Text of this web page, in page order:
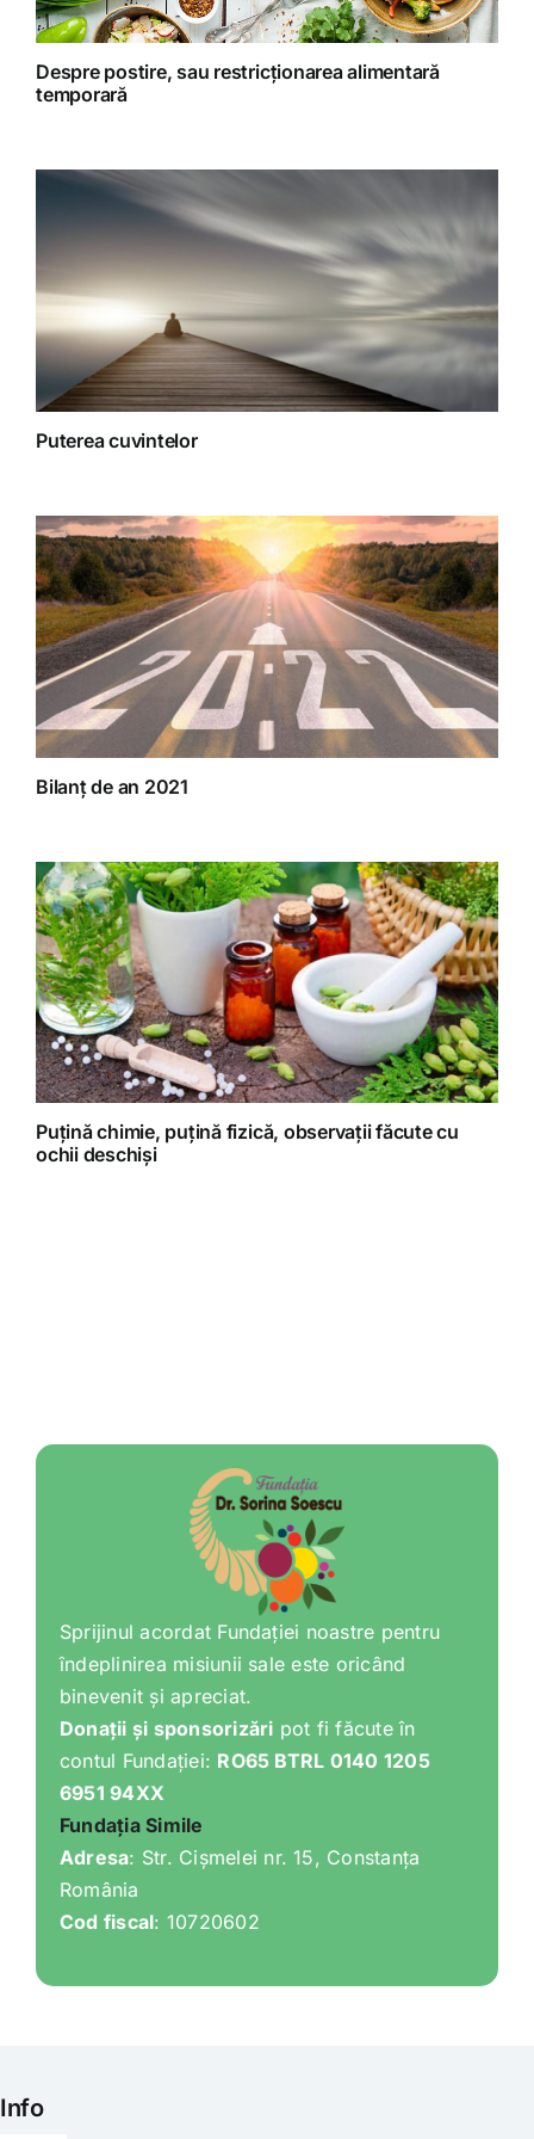
Retete Raw (nepreparate termic)
Despre postire, sau restricționarea alimentară
temporară
Puterea cuvintelor
Bilanț de an 2021
Puțină chimie, puțină fizică, observații făcute cu
ochii deschiși
Sprijinul acordat Fundației noastre pentru
îndeplinirea misiunii sale este oricând
binevenit și apreciat.
Donații și sponsorizări pot fi făcute în
contul Fundației: RO65 BTRL 0140 1205
6951 94XX
Fundația Simile
Adresa: Str. Cișmelei nr. 15, Constanța
România
Cod fiscal: 10720602
Info